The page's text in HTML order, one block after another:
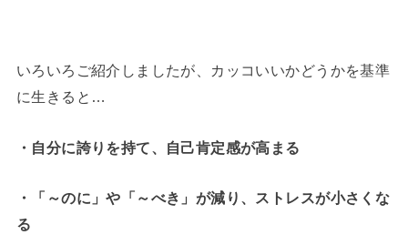
いろいろご紹介しましたが、カッコいいかどうかを基準
に生きると…
・自分に誇りを持て、自己肯定感が高まる
・「～のに」や「～べき」が減り、ストレスが小さくな
る